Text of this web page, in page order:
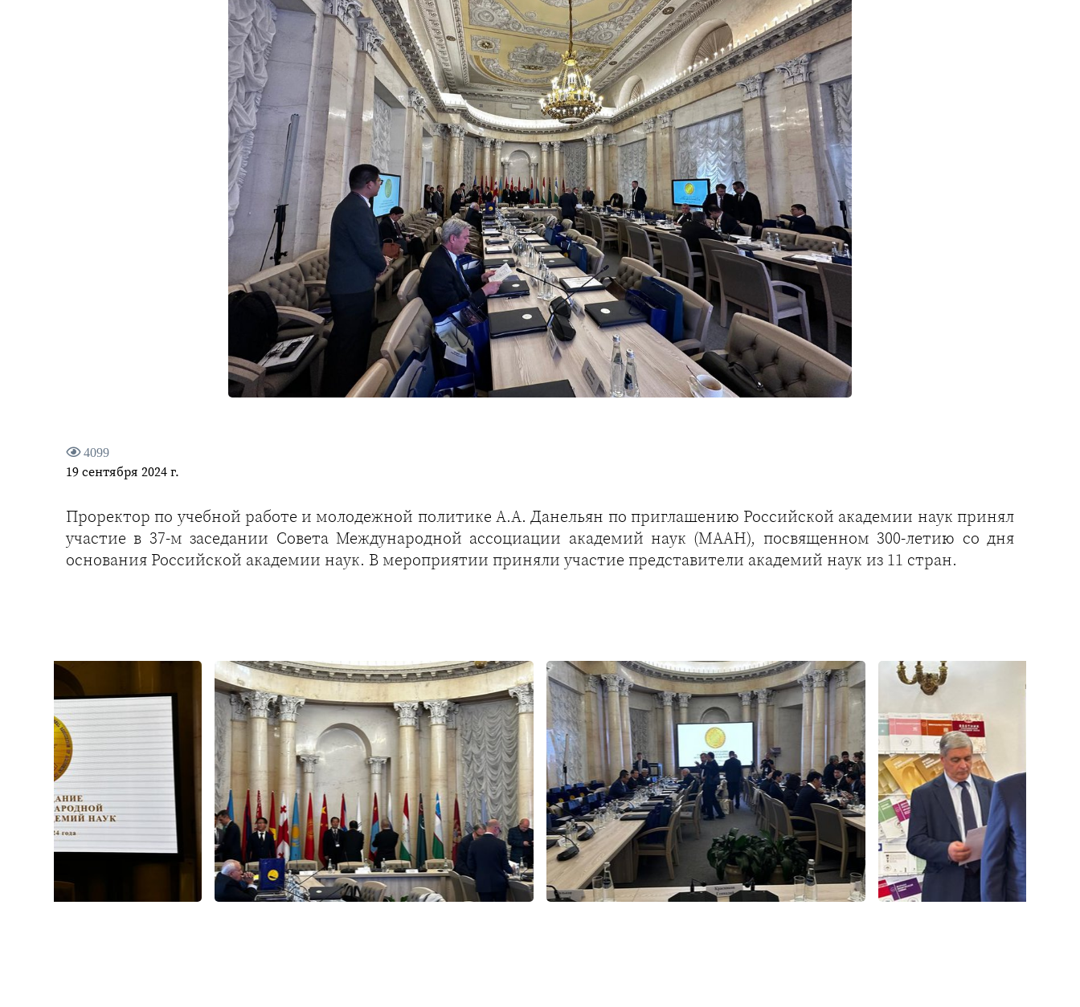
4099
19 сентября 2024 г.
Проректор по учебной работе и молодежной политике А.А. Данельян по приглашению Российской академии наук принял
участие в 37-м заседании Совета Международной ассоциации академий наук (МААН), посвященном 300-летию со дня
основания Российской академии наук. В мероприятии приняли участие представители академий наук из 11 стран.